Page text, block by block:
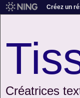
Créez un
Créatrices